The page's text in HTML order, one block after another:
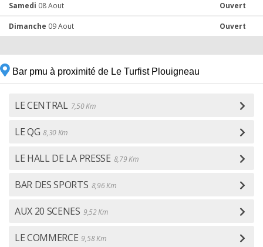
Samedi 08 Aout Ouvert
Dimanche 09 Aout Ouvert
Bar pmu à proximité de Le Turfist Plouigneau
LE CENTRAL 7,50 Km
LE QG 8,30 Km
LE HALL DE LA PRESSE 8,79 Km
BAR DES SPORTS 8,96 Km
AUX 20 SCENES 9,52 Km
LE COMMERCE 9,58 Km